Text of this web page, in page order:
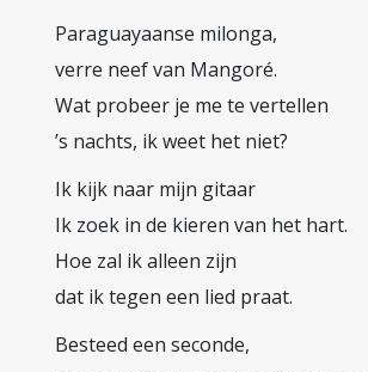
Paraguayaanse milonga,
verre neef van Mangoré.
Wat probeer je me te vertellen
’s nachts, ik weet het niet?
Ik kijk naar mijn gitaar
Ik zoek in de kieren van het hart.
Hoe zal ik alleen zijn
dat ik tegen een lied praat.
Besteed een seconde,